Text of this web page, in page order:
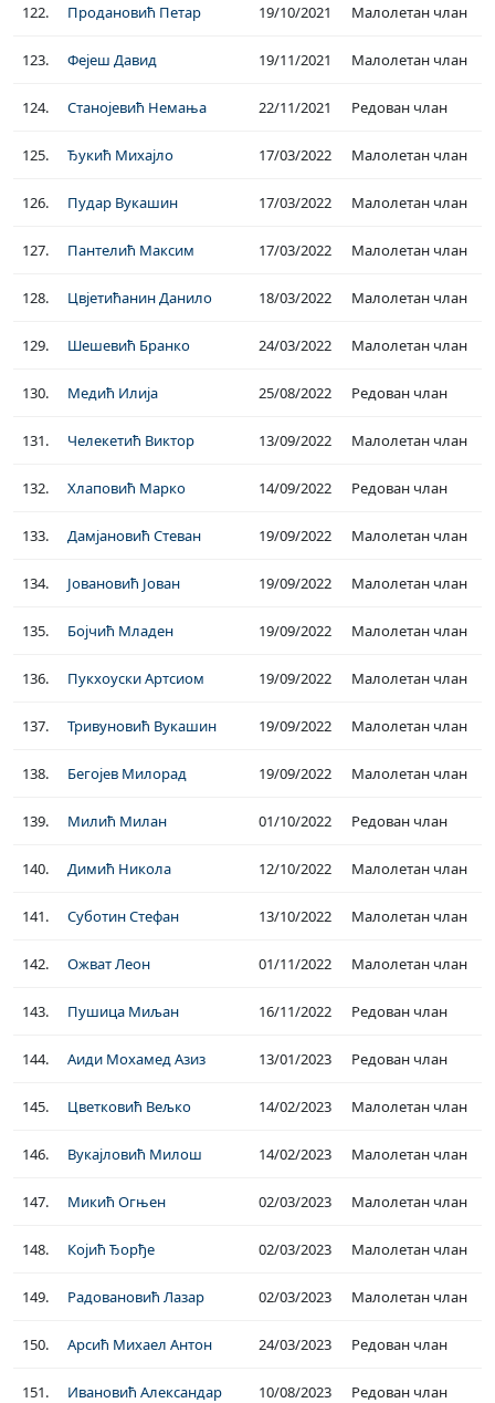
122. Продановић Петар 19/10/2021 Малолетан члан
123. Фејеш Давид 19/11/2021 Малолетан члан
124. Станојевић Немања 22/11/2021 Редован члан
125. Ђукић Михајло 17/03/2022 Малолетан члан
126. Пудар Вукашин 17/03/2022 Малолетан члан
127. Пантелић Максим 17/03/2022 Малолетан члан
128. Цвјетићанин Данило 18/03/2022 Малолетан члан
129. Шешевић Бранко 24/03/2022 Малолетан члан
130. Медић Илија 25/08/2022 Редован члан
131. Челекетић Виктор 13/09/2022 Малолетан члан
132. Хлаповић Марко 14/09/2022 Редован члан
133. Дамјановић Стеван 19/09/2022 Малолетан члан
134. Јовановић Јован 19/09/2022 Малолетан члан
135. Бојчић Младен 19/09/2022 Малолетан члан
136. Пукхоуски Артсиом 19/09/2022 Малолетан члан
137. Тривуновић Вукашин 19/09/2022 Малолетан члан
138. Бегојев Милорад 19/09/2022 Малолетан члан
139. Милић Милан 01/10/2022 Редован члан
140. Димић Никола 12/10/2022 Малолетан члан
141. Суботин Стефан 13/10/2022 Малолетан члан
142. Ожват Леон 01/11/2022 Малолетан члан
143. Пушица Миљан 16/11/2022 Редован члан
144. Аиди Мохамед Азиз 13/01/2023 Редован члан
145. Цветковић Вељко 14/02/2023 Малолетан члан
146. Вукајловић Милош 14/02/2023 Малолетан члан
147. Микић Огњен 02/03/2023 Малолетан члан
148. Којић Ђорђе 02/03/2023 Малолетан члан
149. Радовановић Лазар 02/03/2023 Малолетан члан
150. Арсић Михаел Антон 24/03/2023 Редован члан
151. Ивановић Александар 10/08/2023 Редован члан